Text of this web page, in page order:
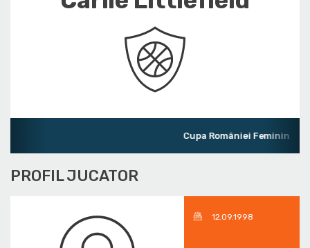
Cupa României Feminin
PROFIL JUCATOR
12.09.1998